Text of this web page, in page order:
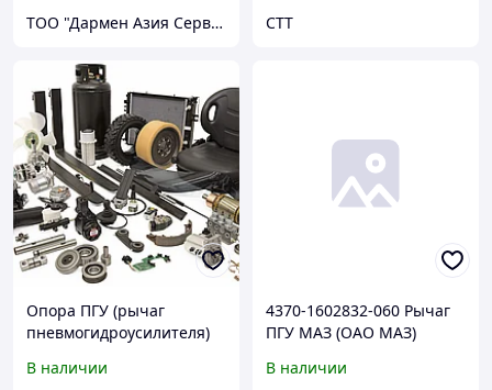
ТОО "Дармен Азия Сервис" СТТ
Опора ПГУ (рычаг
пневмогидроусилителя)
(DZ9112230020)
В наличии
4370-1602832-060 Рычаг
ПГУ МАЗ (ОАО МАЗ)
В наличии